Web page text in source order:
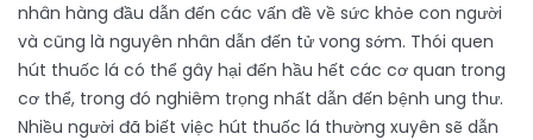
nhân hàng đầu dẫn đến các vấn đề về sức khỏe con người
và cũng là nguyên nhân dẫn đến tử vong sớm. Thói quen
hút thuốc lá có thể gây hại đến hầu hết các cơ quan trong
cơ thể, trong đó nghiêm trọng nhất dẫn đến bệnh ung thư.
Nhiều người đã biết việc hút thuốc lá thường xuyên sẽ dẫn